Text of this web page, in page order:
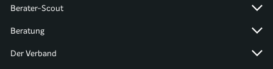
Berater-Scout
Beratung
Der Verband